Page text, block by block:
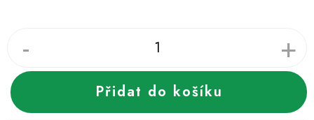
Obchodní podmínky pro podnikatele
Zásady používání cookies
O nás Blog
Přidat do košíku